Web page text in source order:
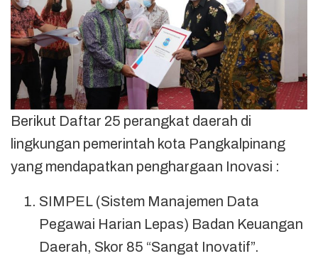
Berikut Daftar 25 perangkat daerah di
lingkungan pemerintah kota Pangkalpinang
yang mendapatkan penghargaan Inovasi :
SIMPEL (Sistem Manajemen Data
Pegawai Harian Lepas) Badan Keuangan
Daerah, Skor 85 “Sangat Inovatif”.